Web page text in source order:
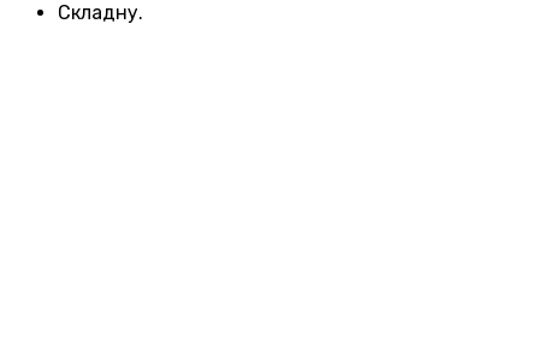
Складну.